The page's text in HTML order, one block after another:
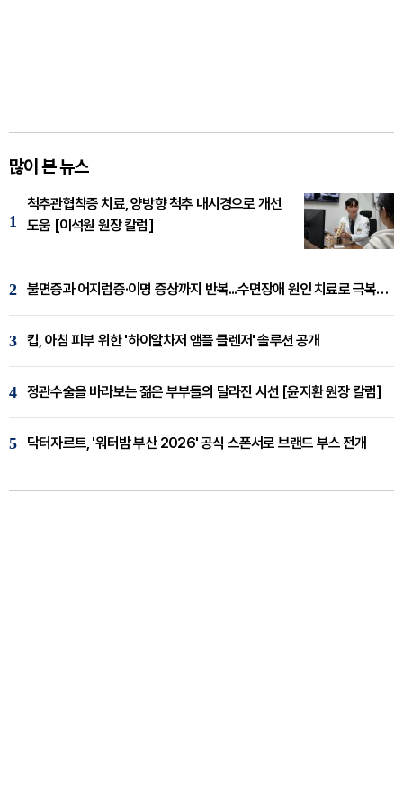
많이 본 뉴스
1
척추관협착증 치료, 양방향 척추 내시경으로 개선
도움 [이석원 원장 칼럼]
2 불면증과 어지럼증·이명 증상까지 반복...수면장애 원인 치료로 극복해야
3 킵, 아침 피부 위한 '하이알차저 앰플 클렌저' 솔루션 공개
4 정관수술을 바라보는 젊은 부부들의 달라진 시선 [윤지환 원장 칼럼]
5 닥터자르트, '워터밤 부산 2026' 공식 스폰서로 브랜드 부스 전개